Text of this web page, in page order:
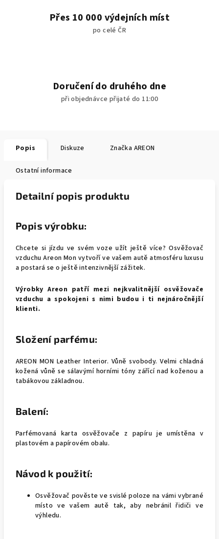
Přes 10 000 výdejních míst
po celé ČR
Doručení do druhého dne
při objednávce přijaté do 11:00
Popis Diskuze Značka AREON
Ostatní informace
Detailní popis produktu
Popis výrobku:
Chcete si jízdu ve svém voze užít ještě více? Osvěžovač
vzduchu Areon Mon vytvoří ve vašem autě atmosféru luxusu
a postará se o ještě intenzivnější zážitek.
Výrobky Areon patří mezi nejkvalitnější osvěžovače
vzduchu a spokojeni s nimi budou i ti nejnáročnější
klienti.
Složení parfému:
AREON MON Leather Interior. Vůně svobody. Velmi chladná
kožená vůně se sálavýmí horními tóny zářící nad koženou a
tabákovou základnou.
Balení:
Parfémovaná karta osvěžovače z papíru je umístěna v
plastovém a papírovém obalu.
Návod k použití:
Osvěžovač pověste ve svislé poloze na vámi vybrané
místo ve vašem autě tak, aby nebránil řidiči ve
výhledu.